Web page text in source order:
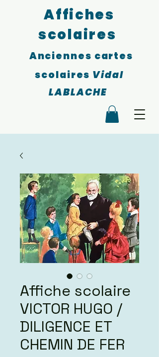
Affiches
scolaires
Anciennes cartes
scolaires Vidal
LABLACHE
Affiche scolaire
VICTOR HUGO /
DILIGENCE ET
CHEMIN DE FER